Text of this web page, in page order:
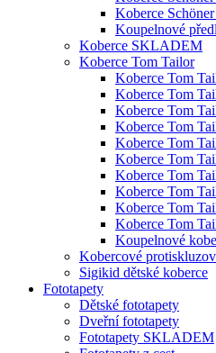
Koberce
Koupelnové
Koberce SKLADEM
Koberce Tom Tailor
Koberce Tom
Koberce Tom
Koberce Tom
Koberce Tom
Koberce Tom
Koberce Tom
Koberce Tom
Koberce Tom
Koberce Tom
Koberce Tom
Koupelnové
Kobercové
Sigikid dětské koberce
Fototapety
Dětské fototapety
Dveřní fototapety
Fototapety SKLADEM